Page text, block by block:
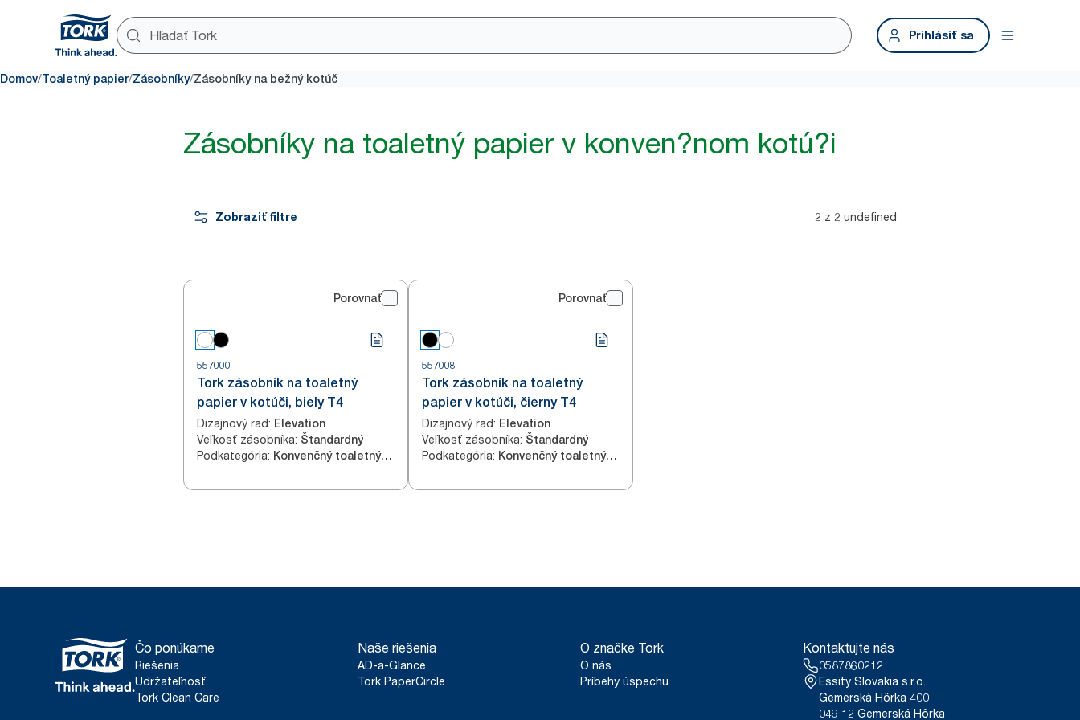
Prihlásiť sa
Domov/Toaletný papier/Zásobníky/Zásobníky na bežný kotúč
Zásobníky na toaletný papier v konven?nom kotú?i
Zobraziť filtre 2 z 2 undefined
Porovnať
557000
Tork zásobník na toaletný
papier v kotúči, biely T4
Dizajnový rad: Elevation
Veľkosť zásobníka: Štandardný
Podkategória: Konvenčný toaletný papier v kotúčoch
Porovnať
557008
Tork zásobník na toaletný
papier v kotúči, čierny T4
Dizajnový rad: Elevation
Veľkosť zásobníka: Štandardný
Podkategória: Konvenčný toaletný papier v kotúčoch
Čo ponúkame
Riešenia
Udržateľnosť
Tork Clean Care
Naše riešenia
AD-a-Glance
Tork PaperCircle
O značke Tork
O nás
Príbehy úspechu
Kontaktujte nás
0587860212
Essity Slovakia s.r.o.
Gemerská Hôrka 400
049 12 Gemerská Hôrka